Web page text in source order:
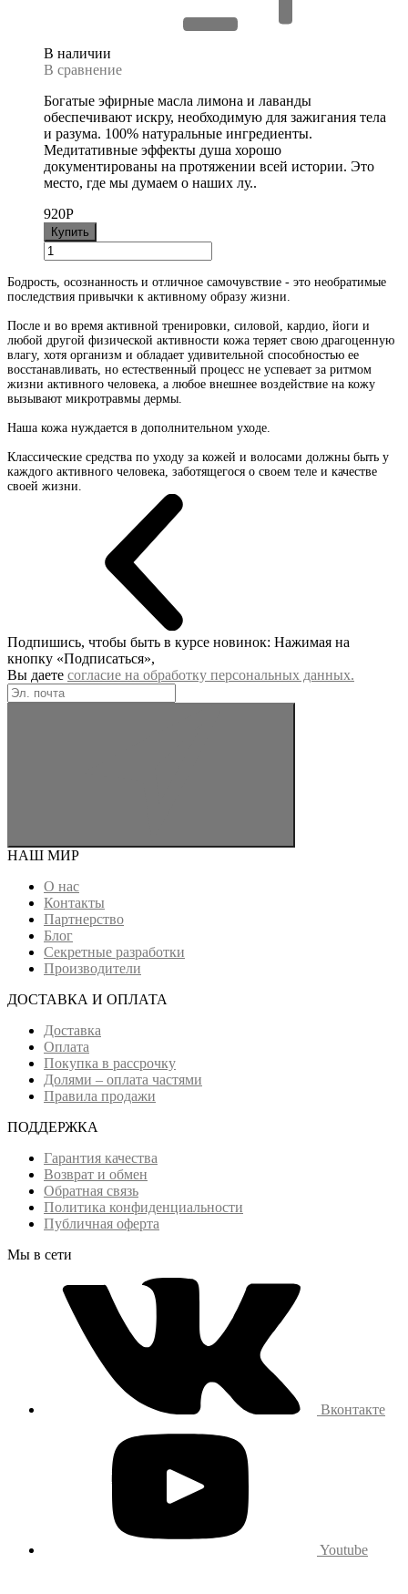
В наличии
В сравнение
Богатые эфирные масла лимона и лаванды
обеспечивают искру, необходимую для зажигания тела
и разума. 100% натуральные ингредиенты.
Медитативные эффекты душа хорошо
документированы на протяжении всей истории. Это
место, где мы думаем о наших лу..
920P
Купить
Бодрость, осознанность и отличное самочувствие - это необратимые
последствия привычки к активному образу жизни.
После и во время активной тренировки, силовой, кардио, йоги и
любой другой физической активности кожа теряет свою драгоценную
влагу, хотя организм и обладает удивительной способностью ее
восстанавливать, но естественный процесс не успевает за ритмом
жизни активного человека, а любое внешнее воздействие на кожу
вызывают микротравмы дермы.
Наша кожа нуждается в дополнительном уходе.
Классические средства по уходу за кожей и волосами должны быть у
каждого активного человека, заботящегося о своем теле и качестве
своей жизни.
Подпишись, чтобы быть в курсе новинок: Нажимая на
кнопку «Подписаться»,
Вы даете согласие на обработку персональных данных.
НАШ МИР
О нас
Контакты
Партнерство
Блог
Секретные разработки
Производители
ДОСТАВКА И ОПЛАТА
Доставка
Оплата
Покупка в рассрочку
Долями – оплата частями
Правила продажи
ПОДДЕРЖКА
Гарантия качества
Возврат и обмен
Обратная связь
Политика конфиденциальности
Публичная оферта
Мы в сети
Вконтакте
Youtube